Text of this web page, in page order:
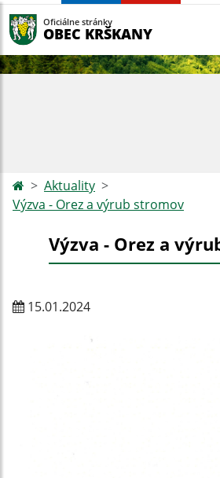
Oficiálne stránky
OBEC KRŠKANY
Aktuality
Výzva - Orez a výrub stromov
Výzva - Orez a
15.01.2024